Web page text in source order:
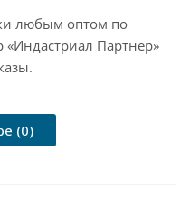
любым оптом по
Партнер»
(0)